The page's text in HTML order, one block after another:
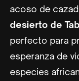
acoso de
desierto de
perfecto para
esperanza de
especies